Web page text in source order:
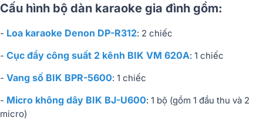
Cấu hình bộ dàn karaoke gia đình gồm:
- Loa karaoke Denon DP-R312: 2 chiếc
- Cục đẩy công suất 2 kênh BIK VM 620A: 1 chiếc
- Vang số BIK BPR-5600: 1 chiếc
- Micro không dây BIK BJ-U600: 1 bộ (gồm 1 đầu thu và 2
micro)